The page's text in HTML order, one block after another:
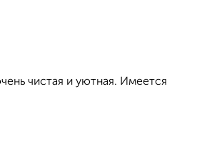
чистая и уютная. Имеется